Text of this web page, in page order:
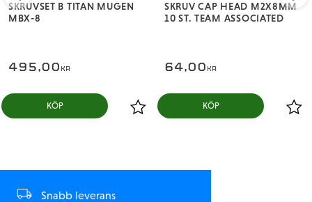
SKRUVSET B TITAN MUGEN
MBX-8
495,00 KR
KÖP
SKRUV CAP HEAD M2X8MM
10 ST. TEAM ASSOCIATED
64,00 KR
KÖP
Snabb leverans